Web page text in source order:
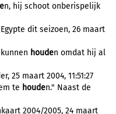
n, hij schoot onberispelijk
dit seizoen, 26 maart
houden omdat hij al
25 maart 2004, 11:51:27
te houden." Naast de
2004/2005, 24 maart